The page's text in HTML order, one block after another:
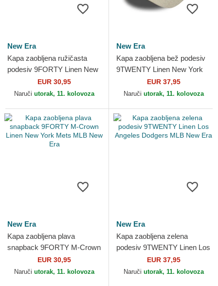
New Era
Kapa zaobljena ružičasta
podesiv 9FORTY Linen New
York Yankees MLB New Era
EUR 30,95
Naruči utorak, 11. kolovoza
New Era
Kapa zaobljena bež podesiv
9TWENTY Linen New York
Yankees MLB New Era
EUR 37,95
Naruči utorak, 11. kolovoza
New Era
Kapa zaobljena plava
snapback 9FORTY M-Crown
Linen New York Mets MLB
New Era
EUR 30,95
Naruči utorak, 11. kolovoza
New Era
Kapa zaobljena zelena
podesiv 9TWENTY Linen Los
Angeles Dodgers MLB New
Era
EUR 37,95
Naruči utorak, 11. kolovoza